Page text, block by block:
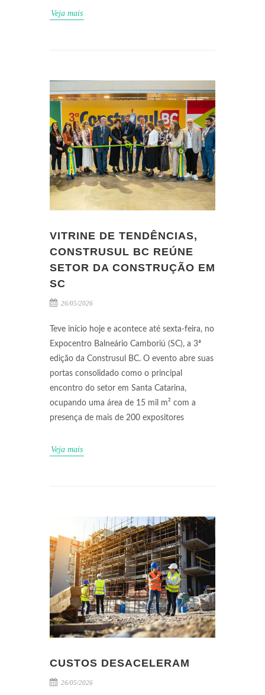
Veja mais
VITRINE DE TENDÊNCIAS,
CONSTRUSUL BC REÚNE
SETOR DA CONSTRUÇÃO EM
SC
26/05/2026
Teve início hoje e acontece até sexta-feira, no
Expocentro Balneário Camboriú (SC), a 3ª
edição da Construsul BC. O evento abre suas
portas consolidado como o principal
encontro do setor em Santa Catarina,
ocupando uma área de 15 mil m² com a
presença de mais de 200 expositores
Veja mais
CUSTOS DESACELERAM
26/05/2026